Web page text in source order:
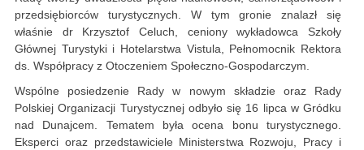
przedsiębiorców turystycznych. W tym gronie znalazł się
właśnie dr Krzysztof Celuch, ceniony wykładowca Szkoły
Głównej Turystyki i Hotelarstwa Vistula, Pełnomocnik Rektora
ds. Współpracy z Otoczeniem Społeczno-Gospodarczym.
Wspólne posiedzenie Rady w nowym składzie oraz Rady
Polskiej Organizacji Turystycznej odbyło się 16 lipca w Gródku
nad Dunajcem. Tematem była ocena bonu turystycznego.
Eksperci oraz przedstawiciele Ministerstwa Rozwoju, Pracy i